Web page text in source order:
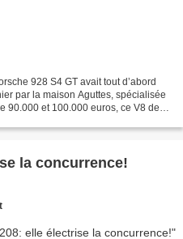
928 S4 GT avait tout d’abord
par la maison Aguttes, spécialisée
90.000 et 100.000 euros, ce V8 de
la concurrence!